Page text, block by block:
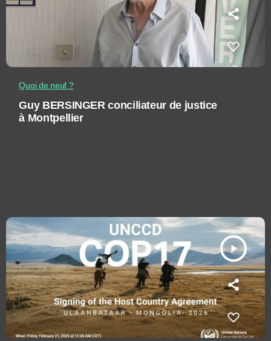
Quoi de neuf ?
Guy BERSINGER conciliateur de justice
à Montpellier
play_arrow